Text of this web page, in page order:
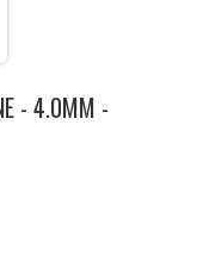
- 4.0MM -